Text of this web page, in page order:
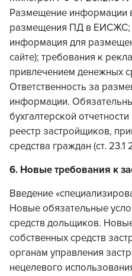
Размещение информации
размещения ПД в ЕИСЖС;
информация для
сайте); требования к
привлечением денежных
Ответственность за
информации.
бухгалтерской
реестр застройщиков,
средства граждан (ст. 23.1
6. Новые требования к
Введение
Новые обязательные
средств дольщиков.
собственных средств
органам управления
нецелевого